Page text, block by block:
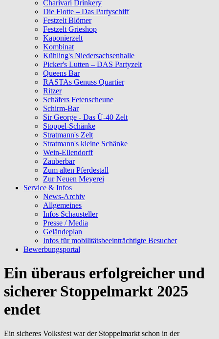
Charivari Drinkery
Die Flotte – Das Partyschiff
Festzelt Blömer
Festzelt Grieshop
Kaponierzelt
Kombinat
Kühling's Niedersachsenhalle
Picker's Lutten – DAS Partyzelt
Queens Bar
RASTAs Genuss Quartier
Ritzer
Schäfers Fetenscheune
Schirm-Bar
Sir George - Das Ü-40 Zelt
Stoppel-Schänke
Stratmann's Zelt
Stratmann's kleine Schänke
Wein-Ellendorff
Zauberbar
Zum alten Pferdestall
Zur Neuen Meyerei
Service & Infos
News-Archiv
Allgemeines
Infos Schausteller
Presse / Media
Geländeplan
Infos für mobilitätsbeeinträchtigte Besucher
Bewerbungsportal
Ein überaus erfolgreicher und
sicherer Stoppelmarkt 2025
endet
Ein sicheres Volksfest war der Stoppelmarkt schon in der